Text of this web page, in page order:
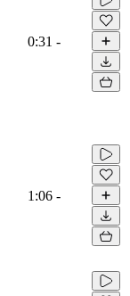
0:31 -
1:06 -